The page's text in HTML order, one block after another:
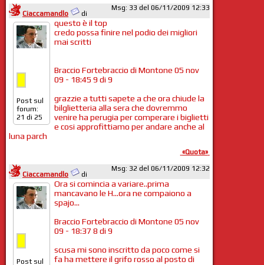
Ciaccamandlo di
Msg: 33 del 06/11/2009 12:33
Post sul
forum:
21 di 25
questo è il top
credo possa finire nel podio dei migliori
mai scritti
Braccio Fortebraccio di Montone 05 nov
09 - 18:45 9 di 9
grazzie a tutti sapete a che ora chiude la
bilglietteria alla sera che dovremmo
venire ha perugia per comperare i biglietti
e cosi approfittiamo per andare anche al
luna parch
«Quota»
Ciaccamandlo di
Msg: 32 del 06/11/2009 12:32
Post sul
Ora si comincia a variare..prima
mancavano le H...ora ne compaiono a
spajo...
Braccio Fortebraccio di Montone 05 nov
09 - 18:37 8 di 9
scusa mi sono inscritto da poco come si
fa ha mettere il grifo rosso al posto di